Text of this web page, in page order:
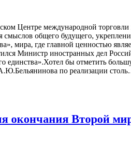
Центре международной
общего будущего,
мира, где главной ценностью
Министр иностранных дел
единства».Хотел бы отметить
по реализации
окончания Второй